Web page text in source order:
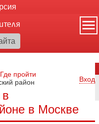
Где пройти
район Вход
в Москве